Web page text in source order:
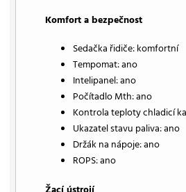
Komfort a bezpečnost
Sedačka řidiče: komfortní
Tempomat: ano
Intelipanel: ano
Počítadlo Mth: ano
Kontrola teploty chladicí
Ukazatel stavu paliva: ano
Držák na nápoje: ano
ROPS: ano